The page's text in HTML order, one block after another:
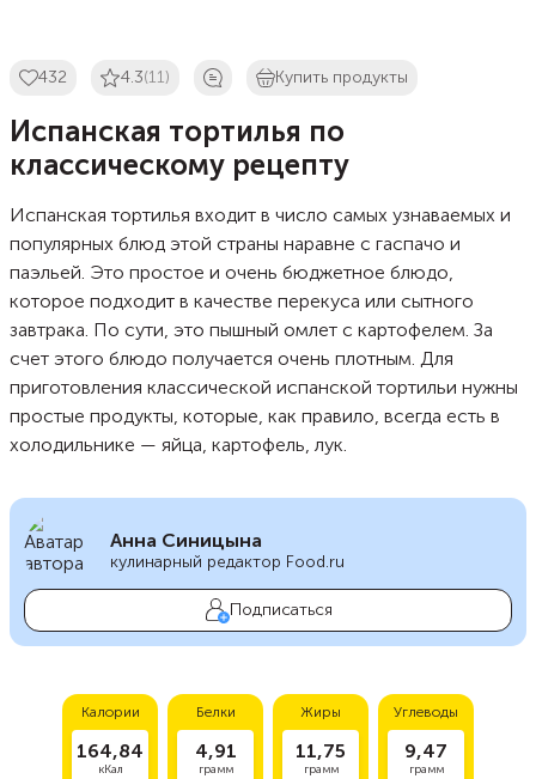
432 4.3(11) Купить продукты
Испанская тортилья по
классическому рецепту
Испанская тортилья входит в число самых узнаваемых и
популярных блюд этой страны наравне с гаспачо и
паэльей. Это простое и очень бюджетное блюдо,
которое подходит в качестве перекуса или сытного
завтрака. По сути, это пышный омлет с картофелем. За
счет этого блюдо получается очень плотным. Для
приготовления классической испанской тортильи нужны
простые продукты, которые, как правило, всегда есть в
холодильнике — яйца, картофель, лук.
Анна Синицына
кулинарный редактор Food.ru
Подписаться
Калории
164,84
кКал
Белки
4,91
грамм
Жиры
11,75
грамм
Углеводы
9,47
грамм